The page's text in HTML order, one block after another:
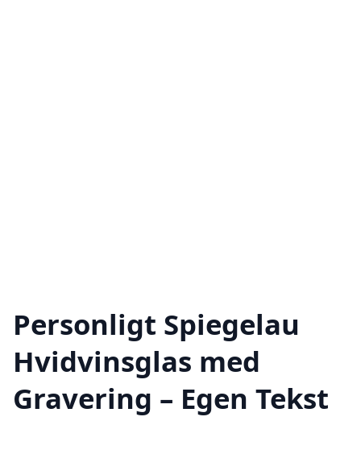
Personligt Spiegelau
Hvidvinsglas med
Gravering – Egen Tekst